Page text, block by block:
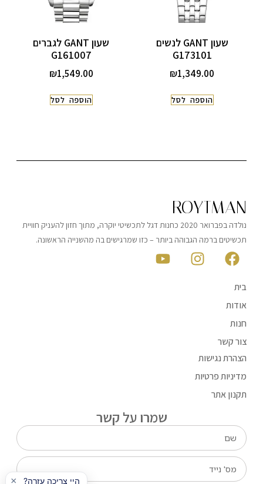
שעון GANT לנשים
G173101
₪1,349.00
הוספה לסל
שעון GANT לגברים
G161007
₪1,549.00
הוספה לסל
ROYTMAN
נולדה בפברואר 2020 כחנות דגל לתכשיטי יוקרה, מתוך חזון להעניק חוויית
תכשיטים ברמה הגבוהה ביותר – כזו שמרגישים בה מהשנייה הראשונה.
בית
אודות
חנות
צור קשר
הצהרת נגישות
מדיניות פרטיות
תקנון אתר
שמרו על קשר